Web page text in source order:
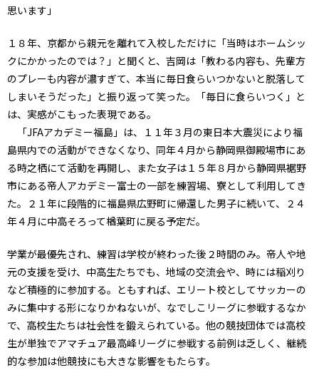
思います」
１８年、京都から親元を離れて入校しただけに「当時はホームシッ
クにかかったのでは？」と聞くと、吉岡は「教わる内容も、先輩方
のプレーも内容が濃すぎて、本当に毎日食らいつかないと脱落して
しまいそうだった」と振り返って笑った。「毎日に食らいつく」と
は、実感がこもった表現である。
「JFAアカデミー福島」は、１１年３月の東日本大震災により福
島県内での活動ができなくなり、同年４月から静岡県御殿場市にあ
る時之栖にて活動を再開し、また女子は１５年８月から静岡県裾野
市にある帝人アカデミー富士の一部を練習場、寮として利用してき
た。２１年に段階的に福島県広野町に帰還した男子に続いて、２４
年４月に中高そろって楢葉町に戻る予定だ。
学業が最優先され、練習は学校が終わった後２時間のみ。帝人や地
元の支援を受け、中高生たちでも、地域の交流会や、時には稲刈り
など積極的に参加する。ともすれば、エリート校としてサッカーの
みに集中する形になりかねないが、なでしこリーグに参戦するなか
で、高校生たちは社会性を鍛えられている。他の競技団体では高校
生が単独でアマチュア最高峰リーグに参戦する前例は乏しく、継続
的な参加は他競技にも大きな影響をもたらす。